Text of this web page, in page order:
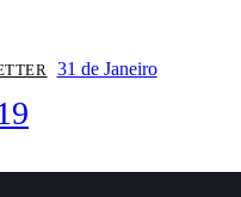
31 de Janeiro